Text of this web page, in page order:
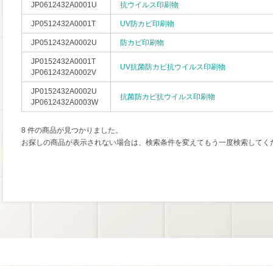
JP0612432A0001U 抗ウイルス印刷物
JP0512432A0001T UV防カビ印刷物
JP0512432A0002U 防カビ印刷物
JP0152432A0001T
JP0612432A0002V
UV抗菌防カビ抗ウイルス印刷物
JP0152432A0002U
JP0612432A0003W
抗菌防カビ抗ウイルス印刷物
8 件の商品が見つかりました。
お探しの商品が表示されない場合は、検索条件を変えてもう一度検索してく